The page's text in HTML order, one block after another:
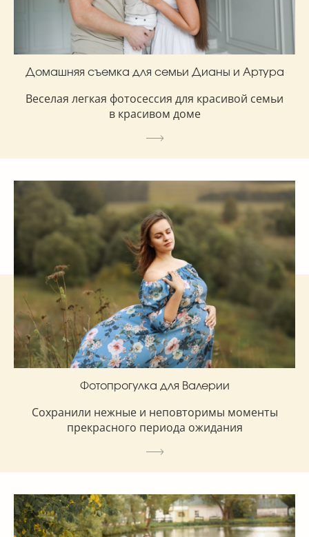
Домашняя съемка для семьи Дианы и Артура
Веселая легкая фотосессия для красивой семьи
в красивом доме
Фотопрогулка для Валерии
Сохранили нежные и неповторимы моменты
прекрасного периода ожидания